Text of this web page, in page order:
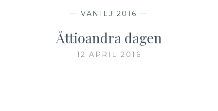
—VANILJ 2016 —
Åttioandra dagen
12 APRIL 2016